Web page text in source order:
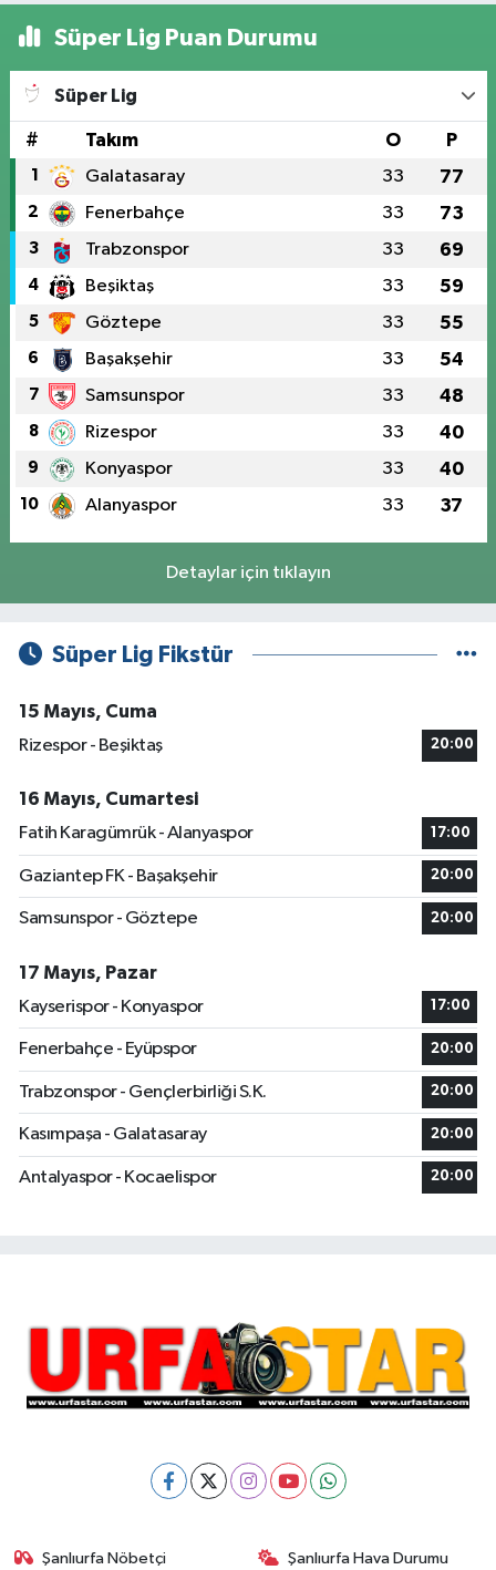
Süper Lig Puan Durumu
Süper Lig
# Takım O P
1 Galatasaray 33 77
2 Fenerbahçe 33 73
3 Trabzonspor 33 69
4 Beşiktaş 33 59
5 Göztepe 33 55
6 Başakşehir 33 54
7 Samsunspor 33 48
8 Rizespor 33 40
9 Konyaspor 33 40
10 Alanyaspor 33 37
Detaylar için tıklayın
Süper Lig Fikstür
15 Mayıs, Cuma
Rizespor - Beşiktaş
20:00
16 Mayıs, Cumartesi
Fatih Karagümrük - Alanyaspor
17:00
Gaziantep FK - Başakşehir 20:00
Samsunspor - Göztepe 20:00
17 Mayıs, Pazar
Kayserispor - Konyaspor
17:00
Fenerbahçe - Eyüpspor 20:00
Trabzonspor - Gençlerbirliği S.K. 20:00
Kasımpaşa - Galatasaray 20:00
Antalyaspor - Kocaelispor 20:00
Şanlıurfa Nöbetçi Şanlıurfa Hava Durumu